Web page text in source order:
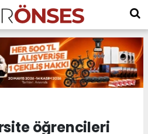
öğrencileri